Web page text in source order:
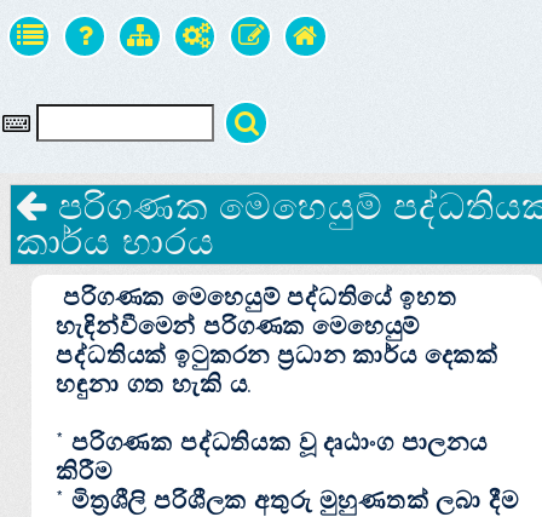
පරිගණක මෙහෙයුම්
කාර්ය භාරය
පරිගණක මෙහෙයුම් පද්ධතියේ ඉහත
හැඳින්වීමෙන් පරිගණක මෙහෙයුම්
පද්ධතියක් ඉටුකරන ප්‍රධාන කාර්ය දෙකක්
හඳුනා ගත හැකි ය.
* පරිගණක පද්ධතියක වූ දෘඨාංග පාලනය
කිරීම
* මිත්‍රශීලි පරිශීලක අතුරු මුහුණතක් ලබා දීම